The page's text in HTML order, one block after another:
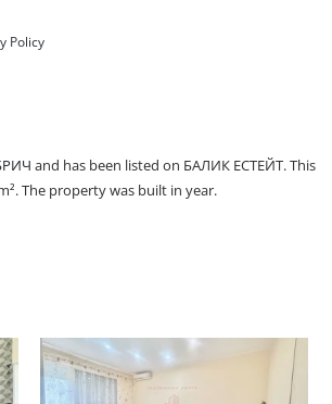
Policy
and has been listed on БАЛИК ЕСТЕЙТ. This
. The property was built in year.